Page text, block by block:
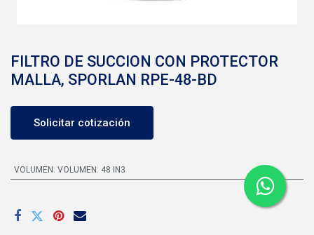
FILTRO DE SUCCION CON PROTECTOR
MALLA, SPORLAN RPE-48-BD
Solicitar cotización
VOLUMEN : VOLUMEN: 48 IN3